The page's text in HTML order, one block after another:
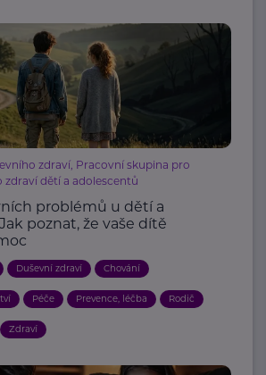
zdraví, Pracovní skupina pro
dětí a adolescentů
problémů u dětí a
poznat, že vaše dítě
Duševní zdraví Chování
Péče Prevence, léčba Rodič
Zdraví